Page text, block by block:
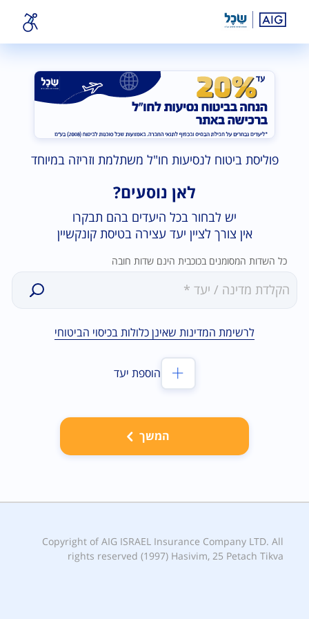
פוליסת ביטוח לנסיעות חו"ל משתלמת וזריזה במיוחד
לאן נוסעים?
יש לבחור בכל היעדים בהם תבקרו
אין צורך לציין יעד עצירה בטיסת קונקשיין
כל השדות המסומנים בכוכבית הינם שדות חובה
נמצאו
לרשימת המדינות שאינן כלולות בכיסוי הביטוחי
הוספת יעד
המשך
Copyright of AIG ISRAEL Insurance Company LTD. All
rights reserved (1997) Hasivim, 25 Petach Tikva